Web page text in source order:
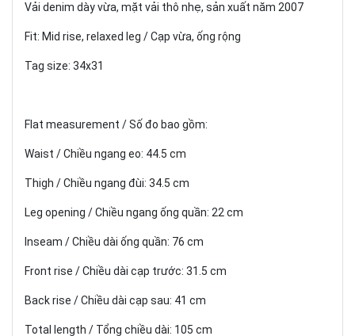
Vải denim dày vừa, mặt vải thô nhẹ, sản xuất năm 2007
Fit: Mid rise, relaxed leg / Cạp vừa, ống rộng
Tag size: 34x31
Flat measurement / Số đo bao gồm:
Waist / Chiều ngang eo: 44.5 cm
Thigh / Chiều ngang đùi: 34.5 cm
Leg opening / Chiều ngang ống quần: 22 cm
Inseam / Chiều dài ống quần: 76 cm
Front rise / Chiều dài cạp trước: 31.5 cm
Back rise / Chiều dài cạp sau: 41 cm
Total length / Tổng chiều dài: 105 cm